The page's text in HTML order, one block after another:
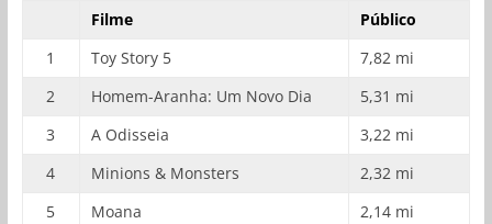
Filme
Público
1
Toy Story 5
7,82 mi
2
Homem-Aranha: Um Novo Dia
5,31 mi
3
A Odisseia
3,22 mi
4
Minions & Monsters
2,32 mi
5
Moana
2,14 mi